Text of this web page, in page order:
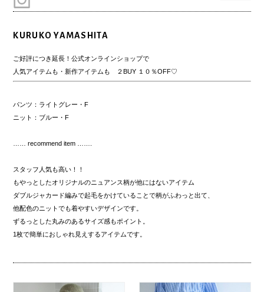
KURUKO YAMASHITA
ご好評につき延長！公式オンラインショップで
人気アイテムも・新作アイテムも ２BUY １０％OFF♡
パンツ：ライトグレー・F
ニット：ブルー・F
…… recommend item …….
スタッフ人気も高い！！
もやっとしたオリジナルのニュアンス柄が他にはないアイテム
ダブルジャカード編みで起毛をかけていることで柄がふわっと出て、
他配色のニットでも着やすいデザインです。
ずるっとした丸みのあるサイズ感もポイント。
1枚で簡単におしゃれ見えするアイテムです。